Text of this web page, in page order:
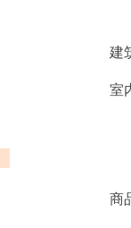
建
室
商